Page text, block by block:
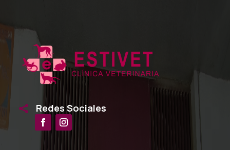
 Redes Sociales